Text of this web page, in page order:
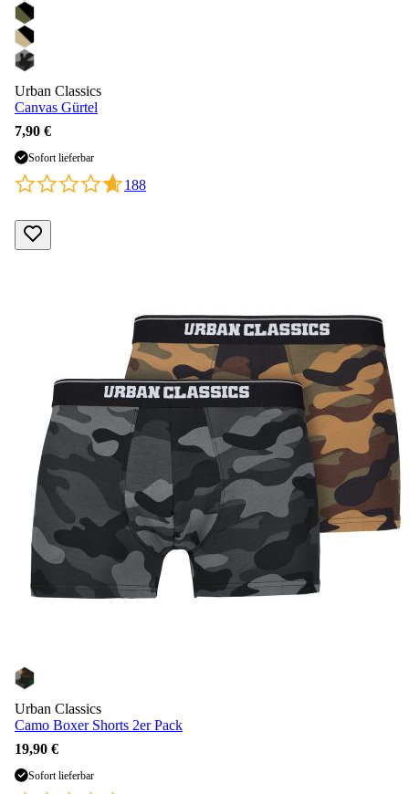
Urban Classics
Canvas Gürtel
7,90 €
Sofort lieferbar
188
Urban Classics
Camo Boxer Shorts 2er Pack
19,90 €
Sofort lieferbar